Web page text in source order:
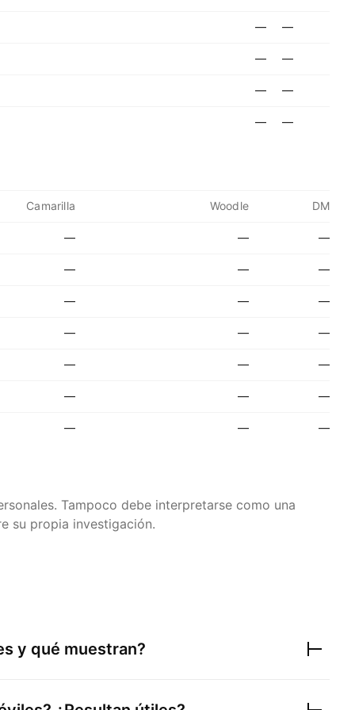
— —
— —
— —
— —
Camarilla Woodle DM
— — —
— — —
— — —
— — —
— — —
— — —
— — —
Tampoco debe interpretarse como una
su propia investigación.
y qué muestran?